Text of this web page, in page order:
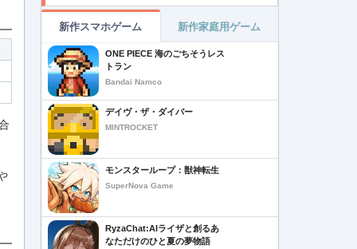
新作スマホゲーム 新作家庭用ゲーム
ONE PIECE 海のごちそうレス
トラン
Bandai Namco
デイヴ・ザ・ダイバー
MINTROCKET
モンスターループ：獣神転生
SuperNova Game
RyzaChat:AIライザと創るあ
なただけのひと夏の夢物語